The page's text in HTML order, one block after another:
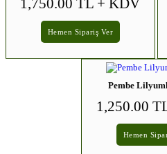
1,750.00 TL + KDV
Hemen Sipariş Ver
Pembe
1,250.00
Hemen